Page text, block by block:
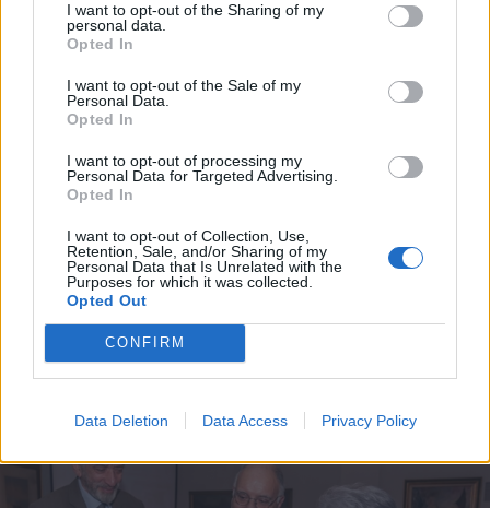
I want to opt-out of the Sharing of my
personal data.
Opted In
I want to opt-out of the Sale of my
Personal Data.
Opted In
I want to opt-out of processing my
Personal Data for Targeted Advertising.
Opted In
I want to opt-out of Collection, Use,
Retention, Sale, and/or Sharing of my
Personal Data that Is Unrelated with the
Purposes for which it was collected.
Opted Out
CONFIRM
Data Deletion Data Access Privacy Policy